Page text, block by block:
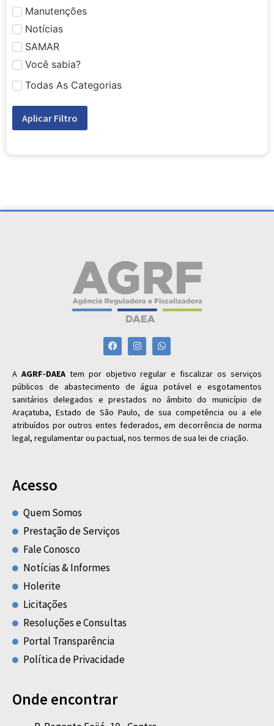
Manutenções
Notícias
SAMAR
Você sabia?
Todas As Categorias
Aplicar Filtro
A AGRF-DAEAtem por objetivo regular e fiscalizar os serviços
públicos de abastecimento de água potável e esgotamentos
sanitários delegados e prestados no âmbito do município de
Araçatuba, Estado de São Paulo, de sua competência ou a ele
atribuídos por outros entes federados, em decorrência de norma
legal, regulamentar ou pactual, nos termos de sua lei de criação.
Acesso
Quem Somos
Prestação de Serviços
Fale Conosco
Notícias & Informes
Holerite
Licitações
Resoluções e Consultas
Portal Transparência
Política de Privacidade
Onde encontrar